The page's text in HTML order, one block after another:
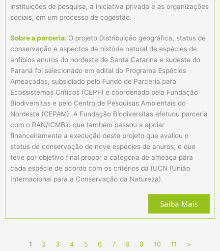
instituições de pesquisa, a iniciativa privada e as organizações
sociais, em um processo de cogestão.
Sobre a parceria: O projeto Distribuição geográfica, status de
conservação e aspectos da história natural de espécies de
anfíbios anuros do nordeste de Santa Catarina e sudeste do
Paraná foi selecionado em edital do Programa Espécies
Ameaçadas, subsidiado pelo Fundo de Parceria para
Ecossistemas Críticos (CEPF) e coordenado pela Fundação
Biodiversitas e pelo Centro de Pesquisas Ambientais do
Nordeste (CEPAM). A Fundação Biodiversitas efetuou parceria
com o RAN/ICMBio que também passou a apoiar
financeiramente a execução deste projeto que avaliou o
status de conservação de nove espécies de anuros, e que
teve por objetivo final propor a categoria de ameaça para
cada espécie de acordo com os critérios da IUCN (União
Internacional para a Conservação da Natureza).
Saiba Mais
1 2 3 4 5 6 7 8 9 10 11 >